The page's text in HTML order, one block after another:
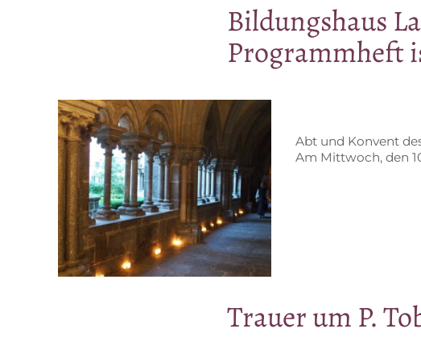
Bil­dungs­haus
Pro­gramm­heft
Trau­er um P.
Abt und Kon­vent
Am Mitt­woch, den